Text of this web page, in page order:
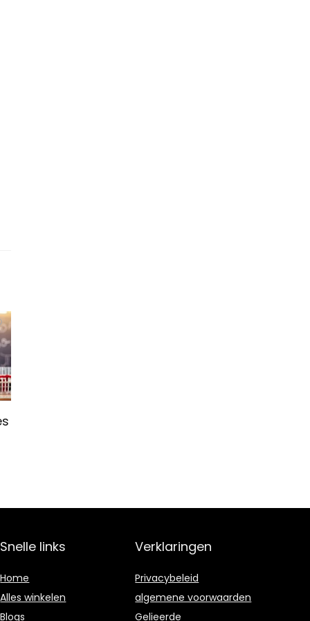
Snelle links
Home
Alles winkelen
Blogs
Verklaringen
Privacybeleid
algemene voorwaarden
Gelieerde